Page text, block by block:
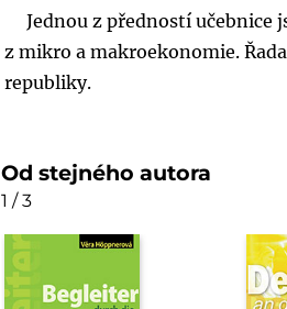
Jednou z předností učebnice
z mikro a makroekonomie.
republiky.
Od stejného autora
1 / 3